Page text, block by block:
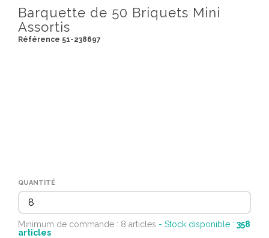
Barquette de 50 Briquets Mini
Assortis
Référence 51-238697
QUANTITÉ
Minimum de commande : 8 articles - Stock disponible : 358
articles